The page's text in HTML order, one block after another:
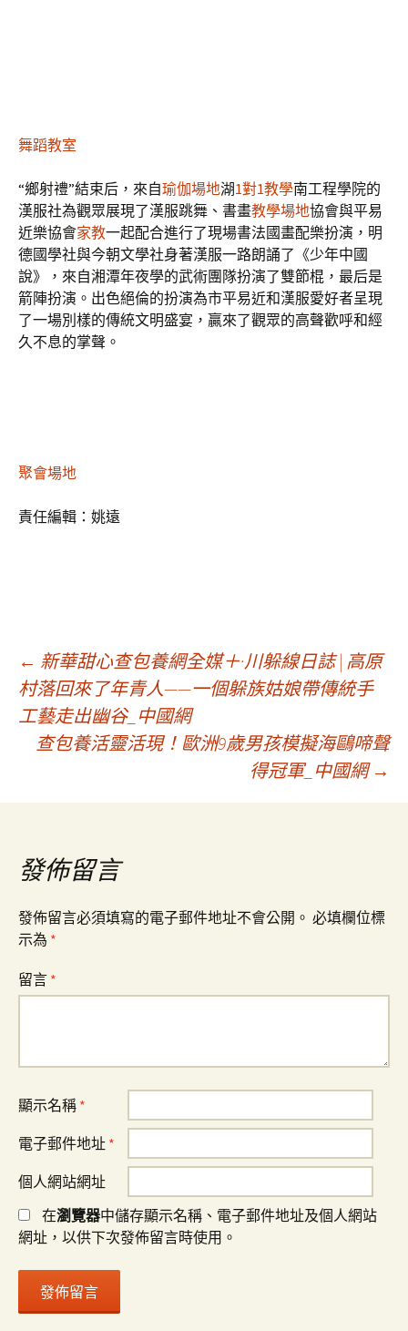
舞蹈教室
“鄉射禮”結束后，來自瑜伽場地湖1對1教學南工程學院的
漢服社為觀眾展現了漢服跳舞、書畫教學場地協會與平易
近樂協會家教一起配合進行了現場書法國畫配樂扮演，明
德國學社與今朝文學社身著漢服一路朗誦了《少年中國
說》，來自湘潭年夜學的武術團隊扮演了雙節棍，最后是
箭陣扮演。出色絕倫的扮演為市平易近和漢服愛好者呈現
了一場別樣的傳統文明盛宴，贏來了觀眾的高聲歡呼和經
久不息的掌聲。
聚會場地
責任編輯：姚遠
文
章
導
覽
← 新華甜心查包養網全媒＋·川躲線日誌 | 高原
村落回來了年青人——一個躲族姑娘帶傳統手
工藝走出幽谷_中國網
查包養活靈活現！歐洲9歲男孩模擬海鷗啼聲
得冠軍_中國網 →
發佈留言
發佈留言必須填寫的電子郵件地址不會公開。 必填欄位標
示為 *
留言 *
顯示名稱 *
電子郵件地址 *
個人網站網址
在瀏覽器中儲存顯示名稱、電子郵件地址及個人網站
網址，以供下次發佈留言時使用。